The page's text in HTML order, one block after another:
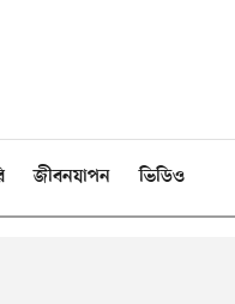
জীবনযাপন ভিডিও